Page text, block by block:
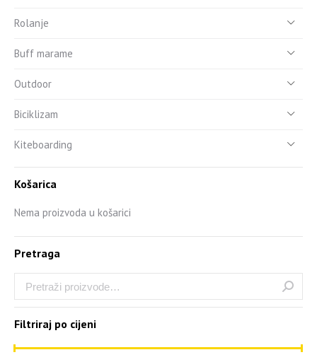
Rolanje
Buff marame
Outdoor
Biciklizam
Kiteboarding
Košarica
Nema proizvoda u košarici
Pretraga
Filtriraj po cijeni